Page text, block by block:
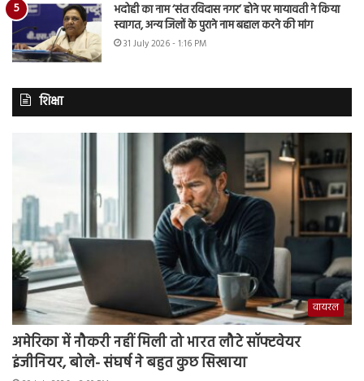
भदोही का नाम ‘संत रविदास नगर’ होने पर मायावती ने किया
स्वागत, अन्य जिलों के पुराने नाम बहाल करने की मांग
31 July 2026 - 1:16 PM
शिक्षा
वायरल
अमेरिका में नौकरी नहीं मिली तो भारत लौटे सॉफ्टवेयर
इंजीनियर, बोले- संघर्ष ने बहुत कुछ सिखाया